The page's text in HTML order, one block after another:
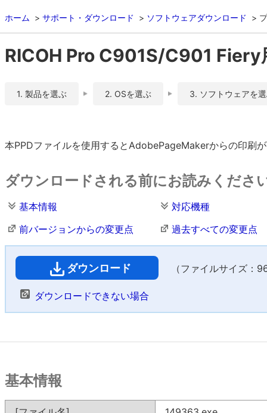
ホーム サポート・ダウンロード ソフトウェアダウンロード
RICOH Pro C901S/C901
1. 製品を選ぶ 2. OSを選ぶ 3. ソフトウェアを
本PPDファイルを使用するとAdobePageMakerからの印刷
ダウンロードされる前にお読みくださ
基本情報
対応機種
前バージョンからの変更点
過去すべての変更点
ダウンロード （ファイルサイズ：
ダウンロードできない場合
基本情報